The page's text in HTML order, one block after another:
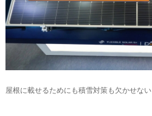
屋根に載せるためにも積雪対策も欠かせない